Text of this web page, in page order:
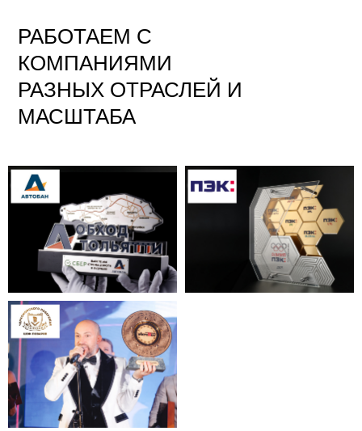
РАБОТАЕМ С
КОМПАНИЯМИ
РАЗНЫХ ОТРАСЛЕЙ И
МАСШТАБА